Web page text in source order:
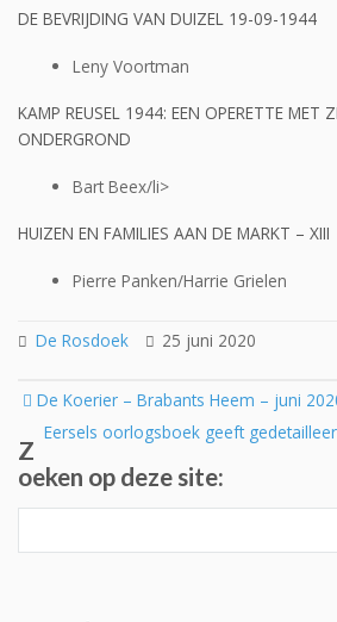
DE BEVRIJDING VAN DUIZEL 19-09-1944
Leny Voortman
KAMP REUSEL 1944: EEN OPERETTE MET
ONDERGROND
Bart Beex/li>
HUIZEN EN FAMILIES AAN DE MARKT – XIII
Pierre Panken/Harrie Grielen
De Rosdoek 25 juni 2020
Post
navigation
De Koerier – Brabants Heem – juni
Eersels oorlogsboek geeft
Z
oeken op deze site: